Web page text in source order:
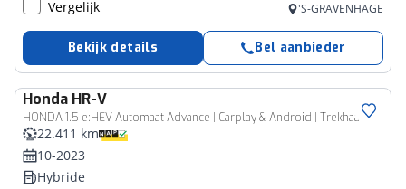
Vergelijk 'S-GRAVENHAGE
Bekijk details Bel aanbieder
Honda HR-V
HONDA 1.5 e:HEV Automaat Advance | Carplay & Android | Trekhaak
22.411 km
10-2023
Hybride